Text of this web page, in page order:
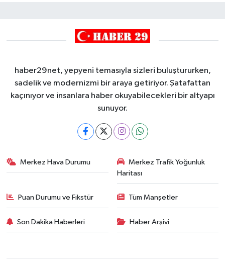
haber29net, yepyeni temasıyla sizleri buluştururken,
sadelik ve modernizmi bir araya getiriyor. Şatafattan
kaçınıyor ve insanlara haber okuyabilecekleri bir altyapı
sunuyor.
Merkez Hava Durumu
Merkez Trafik Yoğunluk
Haritası
Puan Durumu ve Fikstür Tüm Manşetler
Son Dakika Haberleri Haber Arşivi